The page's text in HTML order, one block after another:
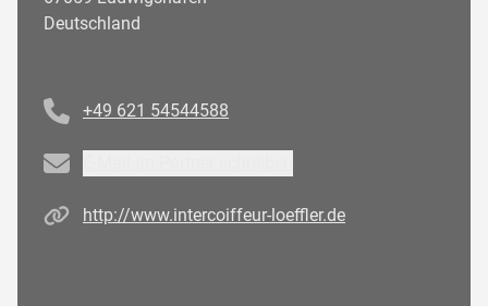
Deutschland
+49 621 54544588
Email
Homepagehttp://www.intercoiffeur-loeffler.de